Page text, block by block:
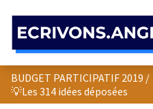
BUDGET PARTICIPATIF 2019 /
💡Les 314 idées déposées